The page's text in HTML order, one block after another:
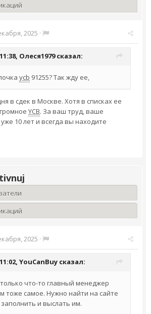
2025 ·
Олеся1979сказал:
ycb 91255? Так жду ее,
в сдек в Москве. Хотя в списках ее
YCB. За ваш труд, ваше
10 лет и всегда вы находите
2025 ·
YouCanBuy сказал:
что-то главный менеджер
тоже самое. Нужно найти на сайте
и выслать им.